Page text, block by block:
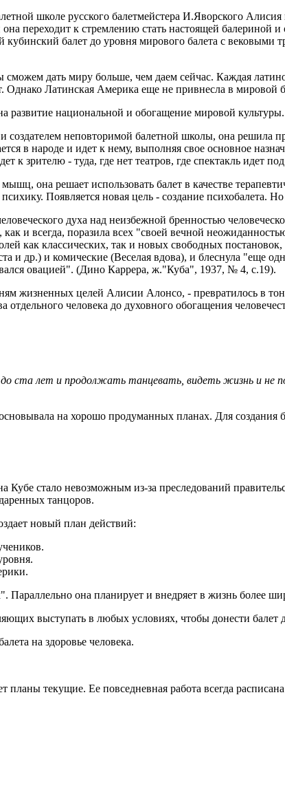
школе русского балетмейстера И.Яворского
переходит к стремлению стать настоящей балериной
балет до уровня мирового балета с вековыми
дать миру больше, чем даем сейчас. Каждая
Однако Латинская Америка еще не привнесла в мировой
национальной и обогащение мировой
создателем неповторимой балетной школы, она решила
в народе и идет к нему, выполняя свое основное
к зрителю - туда, где нет театров, где спектакль идет
она решает использовать балет в качестве
Появляется новая цель - создание психобалета. Но
духа над неизбежной бренностью
и всегда, поразила всех "своей вечной
как классических, так и новых свободных
и др.) и комические (Веселая вдова), и блеснула "еще
овацией". (Дино Каррера, ж."Куба", 1937, № 4, с.19).
жизненных целей Алисии Алонсо, - превратилось в
человека до духовного обогащения
ста лет и продолжать танцевать, видеть жизнь и не
на хорошо продуманных планах. Для создания
Кубе стало невозможным из-за преследований
танцоров.
новый план действий:
она планирует и внедряет в жизнь более
выступать в любых условиях, чтобы донести балет
на здоровье человека.
текущие. Ее повседневная работа всегда